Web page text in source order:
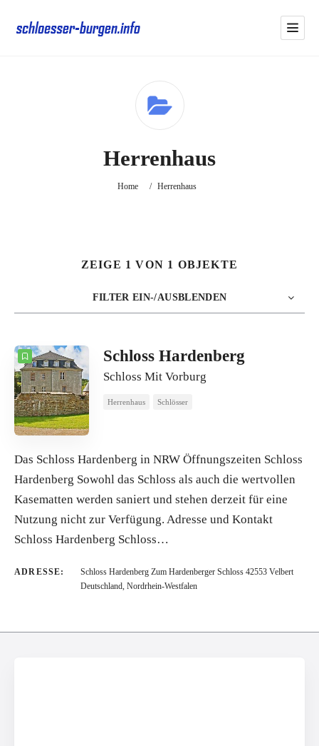
Herrenhaus
Home / Herrenhaus
ZEIGE 1 VON 1 OBJEKTE
FILTER EIN-/AUSBLENDEN
ANZAHL
REIHENFOLGE
Schloss Hardenberg
Schloss Mit Vorburg
Herrenhaus Schlösser
Das Schloss Hardenberg in NRW Öffnungszeiten Schloss
Hardenberg Sowohl das Schloss als auch die wertvollen
Kasematten werden saniert und stehen derzeit für eine
Nutzung nicht zur Verfügung. Adresse und Kontakt
Schloss Hardenberg Schloss…
ADRESSE:
Schloss Hardenberg Zum Hardenberger Schloss 42553 Velbert
Deutschland, Nordrhein-Westfalen